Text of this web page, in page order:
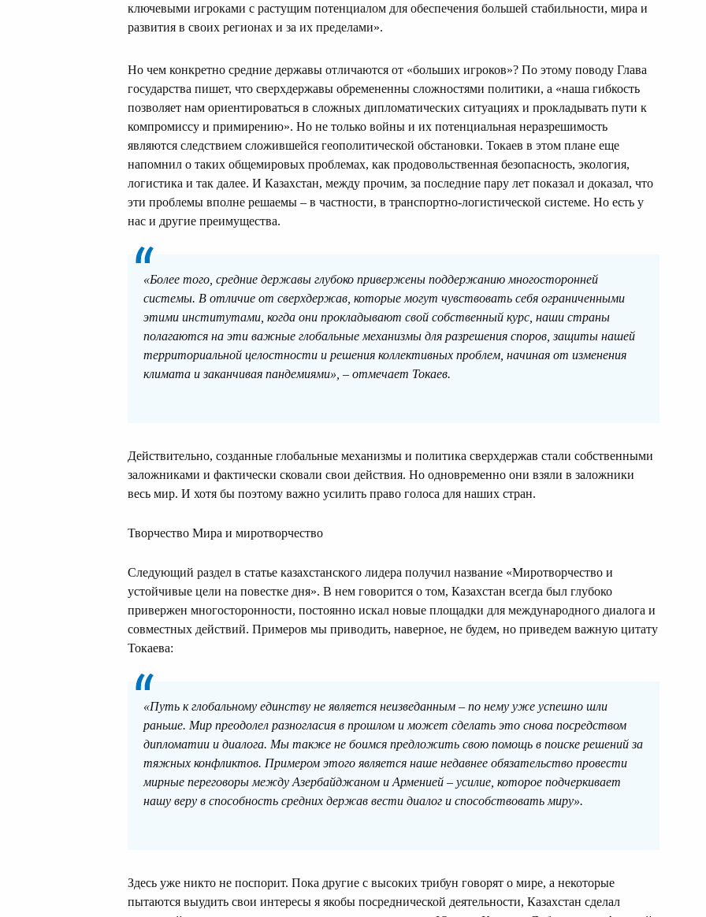
ключевыми игроками с растущим потенциалом для обеспечения большей стабильности, мира и
развития в своих регионах и за их пределами».
Но чем конкретно средние державы отличаются от «больших игроков»? По этому поводу Глава
государства пишет, что сверхдержавы обремененны сложностями политики, а «наша гибкость
позволяет нам ориентироваться в сложных дипломатических ситуациях и прокладывать пути к
компромиссу и примирению». Но не только войны и их потенциальная неразрешимость
являются следствием сложившейся геополитической обстановки. Токаев в этом плане еще
напомнил о таких общемировых проблемах, как продовольственная безопасность, экология,
логистика и так далее. И Казахстан, между прочим, за последние пару лет показал и доказал, что
эти проблемы вполне решаемы – в частности, в транспортно-логистической системе. Но есть у
нас и другие преимущества.
«Более того, средние державы глубоко привержены поддержанию многосторонней
системы. В отличие от сверхдержав, которые могут чувствовать себя ограниченными
этими институтами, когда они прокладывают свой собственный курс, наши страны
полагаются на эти важные глобальные механизмы для разрешения споров, защиты нашей
территориальной целостности и решения коллективных проблем, начиная от изменения
климата и заканчивая пандемиями», – отмечает Токаев.
Действительно, созданные глобальные механизмы и политика сверхдержав стали собственными
заложниками и фактически сковали свои действия. Но одновременно они взяли в заложники
весь мир. И хотя бы поэтому важно усилить право голоса для наших стран.
Творчество Мира и миротворчество
Следующий раздел в статье казахстанского лидера получил название «Миротворчество и
устойчивые цели на повестке дня». В нем говорится о том, Казахстан всегда был глубоко
привержен многосторонности, постоянно искал новые площадки для международного диалога и
совместных действий. Примеров мы приводить, наверное, не будем, но приведем важную цитату
Токаева:
«Путь к глобальному единству не является неизведанным – по нему уже успешно шли
раньше. Мир преодолел разногласия в прошлом и может сделать это снова посредством
дипломатии и диалога. Мы также не боимся предложить свою помощь в поиске решений за
тяжных конфликтов. Примером этого является наше недавнее обязательство провести
мирные переговоры между Азербайджаном и Арменией – усилие, которое подчеркивает
нашу веру в способность средних держав вести диалог и способствовать миру».
Здесь уже никто не поспорит. Пока другие с высоких трибун говорят о мире, а некоторые
пытаются выудить свои интересы я якобы посреднической деятельности, Казахстан сделал